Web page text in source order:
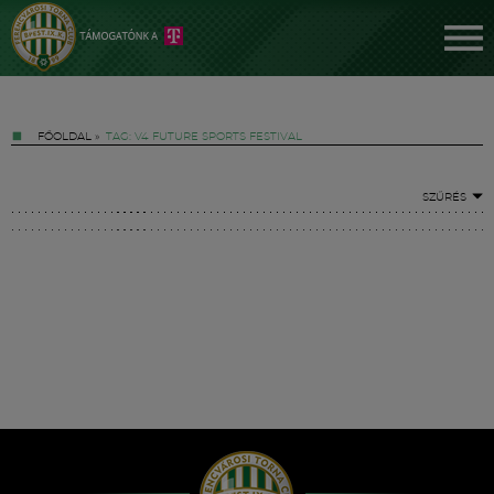
FŐOLDAL » TAG: V4 FUTURE SPORTS FESTIVAL
SZŰRÉS
Hírek